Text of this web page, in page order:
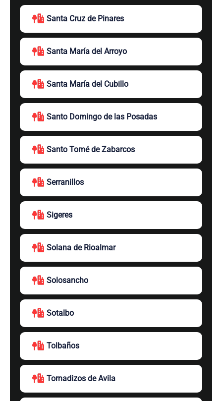
Santa Cruz de Pinares
Santa María del Arroyo
Santa María del Cubillo
Santo Domingo de las Posadas
Santo Tomé de Zabarcos
Serranillos
Sigeres
Solana de Rioalmar
Solosancho
Sotalbo
Tolbaños
Tornadizos de Avila